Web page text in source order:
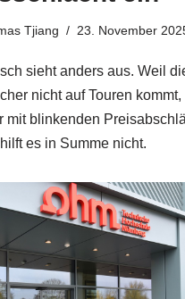
Tjiang 23. November
sieht anders aus. Weil
nicht auf Touren
mit blinkenden
es in Summe nicht.